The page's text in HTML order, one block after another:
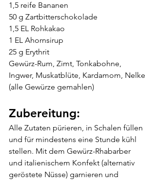
1,5 reife Bananen
50 g Zartbitterschokolade
1,5 EL Rohkakao
1 EL Ahornsirup
25 g Erythrit
Gewürz-Rum, Zimt, Tonkabohne,
Ingwer, Muskatblüte, Kardamom, Nelke
(alle Gewürze gemahlen)
Zubereitung:
Alle Zutaten pürieren, in Schalen füllen
und für mindestens eine Stunde kühl
stellen. Mit dem Gewürz-Rhabarber
und italienischem Konfekt (alternativ
geröstete Nüsse) garnieren und